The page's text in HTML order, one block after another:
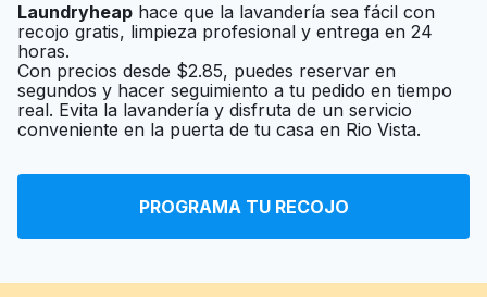
Laundryheap hace que la lavandería sea fácil con
recojo gratis, limpieza profesional y entrega en 24
horas.
Con precios desde $2.85, puedes reservar en
segundos y hacer seguimiento a tu pedido en tiempo
real. Evita la lavandería y disfruta de un servicio
conveniente en la puerta de tu casa en Rio Vista.
PROGRAMA TU RECOJO